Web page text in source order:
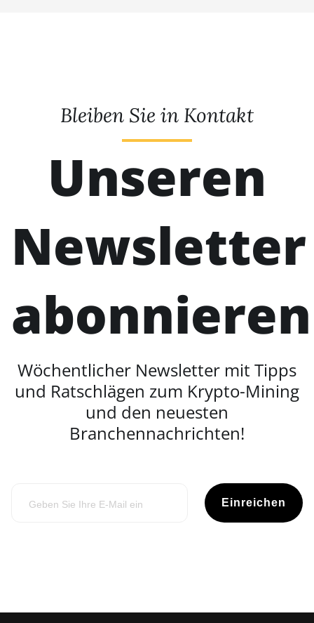
Bleiben Sie in Kontakt
Unseren
Newsletter
abonnieren
Wöchentlicher Newsletter mit Tipps
und Ratschlägen zum Krypto-Mining
und den neuesten
Branchennachrichten!
Einreichen